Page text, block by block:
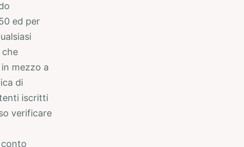
ed per
mezzo a
di
iscritti
verificare